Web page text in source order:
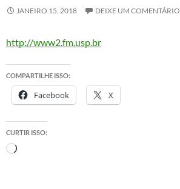
JANEIRO 15, 2018 DEIXE UM COMENTÁRIO
http://www2.fm.usp.br
COMPARTILHE ISSO:
Facebook X
CURTIR ISSO:
Carregando...